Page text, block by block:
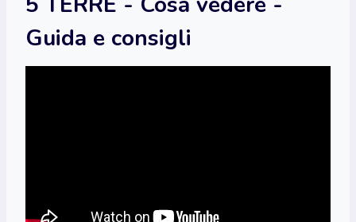
Guida e consigli